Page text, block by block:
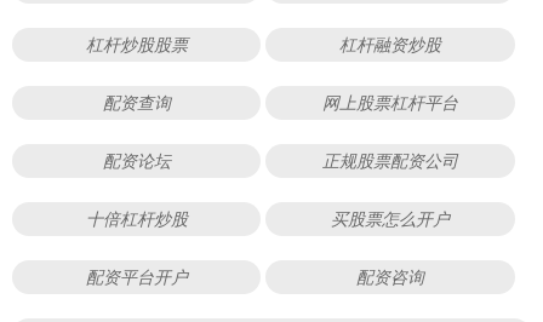
杠杆炒股股票 杠杆融资炒股
配资查询 网上股票杠杆平台
配资论坛 正规股票配资公司
十倍杠杆炒股 买股票怎么开户
配资平台开户 配资咨询